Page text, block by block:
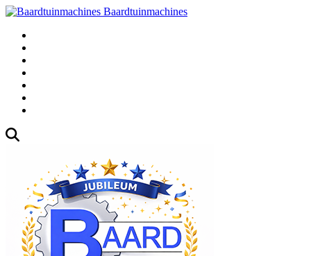
Baardtuinmachines